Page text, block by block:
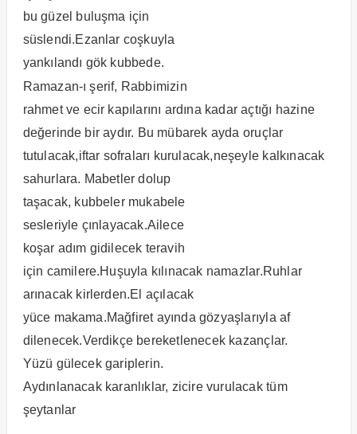
bu güzel buluşma için
süslendi.Ezanlar coşkuyla
yankılandı gök kubbede.
Ramazan-ı şerif, Rabbimizin
rahmet ve ecir kapılarını ardına kadar açtığı hazine
değerinde bir aydır. Bu mübarek ayda oruçlar
tutulacak,iftar sofraları kurulacak,neşeyle kalkınacak
sahurlara. Mabetler dolup
taşacak, kubbeler mukabele
sesleriyle çınlayacak.Ailece
koşar adım gidilecek teravih
için camilere.Huşuyla kılınacak namazlar.Ruhlar
arınacak kirlerden.El açılacak
yüce makama.Mağfiret ayında gözyaşlarıyla af
dilenecek.Verdikçe bereketlenecek kazançlar.
Yüzü gülecek gariplerin.
Aydınlanacak karanlıklar, zicire vurulacak tüm
şeytanlar